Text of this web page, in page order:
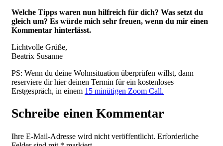
Welche Tipps waren nun hilfreich für dich? Was setzt du
gleich um? Es würde mich sehr freuen, wenn du mir einen
Kommentar hinterlässt.
Lichtvolle Grüße,
Beatrix Susanne
PS: Wenn du deine Wohnsituation überprüfen willst, dann
reserviere dir hier deinen Termin für ein kostenloses
Erstgespräch, in einem 15 minütigen Zoom Call.
Schreibe einen Kommentar
Ihre E-Mail-Adresse wird nicht veröffentlicht. Erforderliche